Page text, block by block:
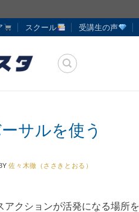
スクール 受講生の声
サルを使う
佐々木徹（ささきとおる）
アクションが活発になる場所